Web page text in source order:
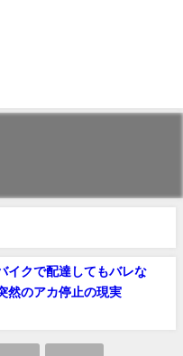
イクで配達してもバレな
然のアカ停止の現実